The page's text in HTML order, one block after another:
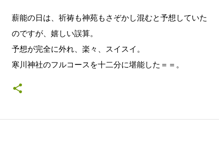
薪能の日は、祈祷も神苑もさぞかし混むと予想していた
のですが、嬉しい誤算。
予想が完全に外れ、楽々、スイスイ。
寒川神社のフルコースを十二分に堪能した＝＝。